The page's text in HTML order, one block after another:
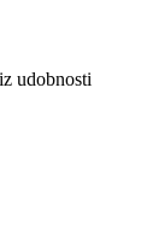
udobnosti